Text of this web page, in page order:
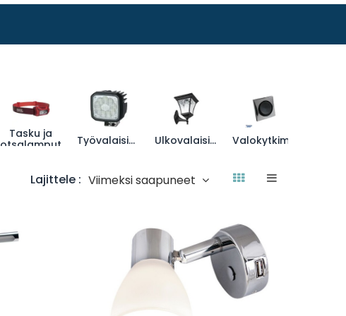
Tasku ja
otsalamput
Työvalaisimet Ulkovalaisimet
Lajittele : Viimeksi saapuneet